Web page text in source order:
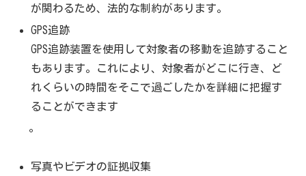
が関わるため、法的な制約があります。
GPS追跡
GPS追跡装置を使用して対象者の移動を追跡すること
もあります。これにより、対象者がどこに行き、ど
れくらいの時間をそこで過ごしたかを詳細に把握す
ることができます
。
写真やビデオの証拠収集